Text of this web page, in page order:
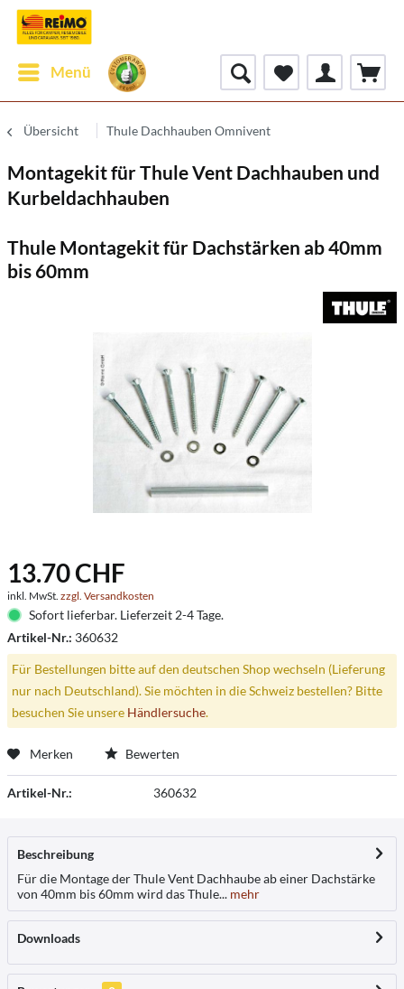
Menü
Übersicht Thule Dachhauben Omnivent
Montagekit für Thule Vent Dachhauben und
Kurbeldachhauben
Thule Montagekit für Dachstärken ab 40mm
bis 60mm
13.70 CHF
inkl. MwSt. zzgl. Versandkosten
Sofort lieferbar. Lieferzeit 2-4 Tage.
Artikel-Nr.: 360632
Für Bestellungen bitte auf den deutschen Shop wechseln (Lieferung
nur nach Deutschland). Sie möchten in die Schweiz bestellen? Bitte
besuchen Sie unsere Händlersuche.
Merken Bewerten
Artikel-Nr.: 360632
Beschreibung
Für die Montage der Thule Vent Dachhaube ab einer Dachstärke
von 40mm bis 60mm wird das Thule... mehr
Downloads